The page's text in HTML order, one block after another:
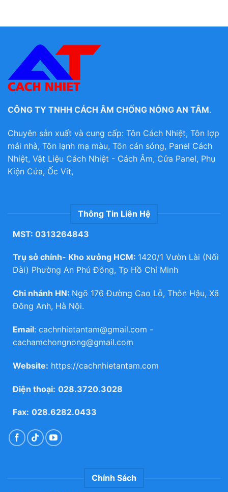
CÔNG TY TNHH CÁCH ÂM CHỐNG NÓNG AN TÂM.
Chuyên sản xuất và cung cấp: Tôn Cách Nhiệt, Tôn lợp
mái nhà, Tôn lạnh mạ màu, Tôn cán sóng, Panel Cách
Nhiệt, Vật Liệu Cách Nhiệt - Cách Âm, Cửa Panel, Phụ
Kiện Cửa, Ốc Vít,
Thông Tin Liên Hệ
MST: 0313264843
Trụ sở chính- Kho xưởng HCM: 1420/1 Vườn Lài (Nối
Dài) Phường An Phú Đông, Tp Hồ Chí Minh
Chi nhánh HN: Ngõ 176 Đường Cao Lỗ, Thôn Hậu, Xã
Đông Anh, Hà Nội.
Email: cachnhietantam@gmail.com -
cachamchongnong@gmail.com
Website: https://cachnhietantam.com
Điện thoại: 028.3720.3028
Fax: 028.6282.0433
Chính Sách